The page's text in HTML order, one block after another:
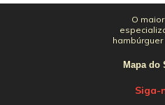
O
hambúrguer
Mapa do
Siga-